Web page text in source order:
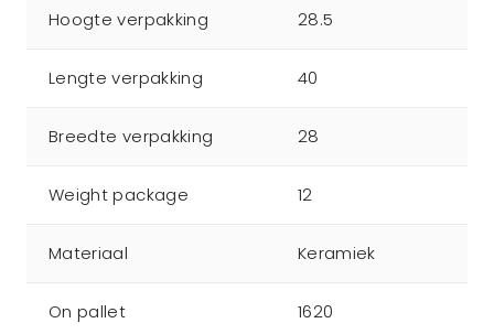
Hoogte verpakking 28.5
Lengte verpakking 40
Breedte verpakking 28
Weight package 12
Materiaal Keramiek
On pallet 1620